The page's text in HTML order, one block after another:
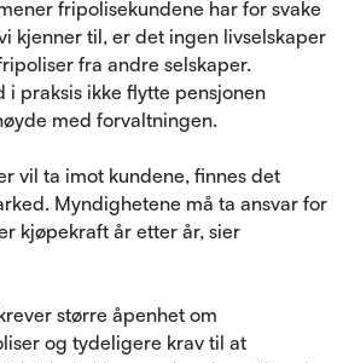
fripolisekundene har for svake
kjenner til, er det ingen livselskaper
fra andre selskaper.
i praksis ikke flytte pensjonen
med forvaltningen.
vil ta imot kundene, finnes det
Myndighetene må ta ansvar for
kjøpekraft år etter år, sier
større åpenhet om
og tydeligere krav til at